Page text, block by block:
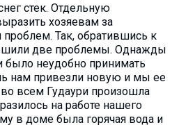
стек. Отдельную
хозяевам за
Так, обратившись к
две проблемы. Однажды
было неудобно принимать
нам привезли новую и мы ее
всем Гудаури произошла
на работе нашего
в доме была горячая вода и